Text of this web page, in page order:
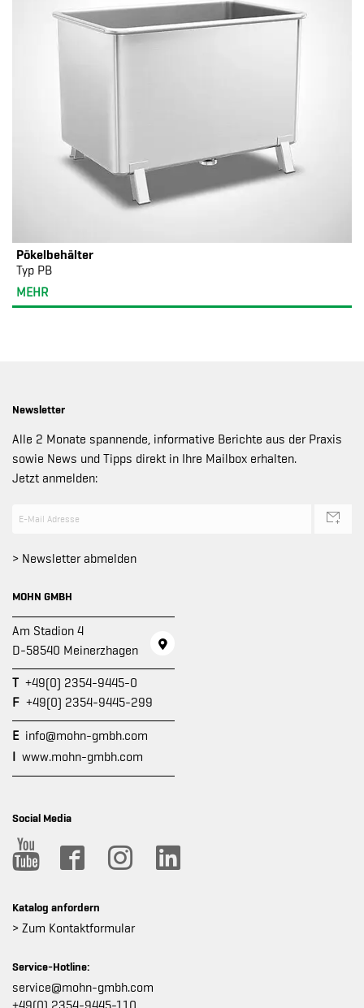
Pökelbehälter
Typ PB
MEHR
Newsletter
Alle 2 Monate spannende, informative Berichte aus der Praxis
sowie News und Tipps direkt in Ihre Mailbox erhalten.
Jetzt anmelden:
> Newsletter abmelden
MOHN GMBH
Am Stadion 4
D-58540 Meinerzhagen
T +49(0) 2354-9445-0
F +49(0) 2354-9445-299
E info@mohn-gmbh.com
I www.mohn-gmbh.com
Social Media
Katalog anfordern
> Zum Kontaktformular
Service-Hotline:
service@mohn-gmbh.com